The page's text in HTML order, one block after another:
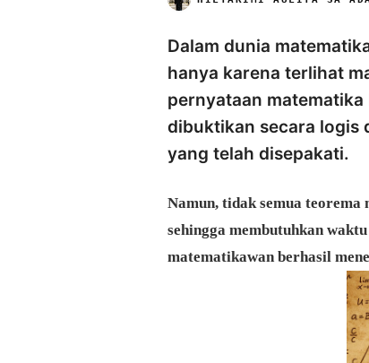
Dalam dunia
hanya karena terlihat
pernyataan
dibuktikan secara logis
yang telah disepakati.
Namun, tidak semua
sehingga membutuhkan
matematikawan berhasil